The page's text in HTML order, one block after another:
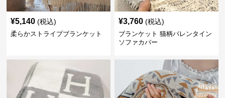
¥5,140 (税込)
柔らかストライプブランケット
¥3,760 (税込)
ブランケット 猫柄バレンタイン
ソファカバー